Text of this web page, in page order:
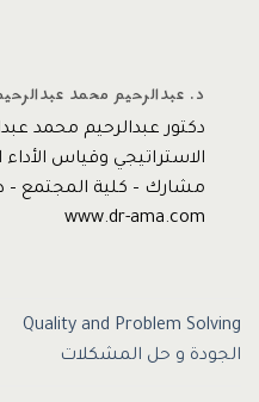
د. عبدالرحيم محمد
دكتور عبدالرحيم محمد
الاستراتيجي وقياس
www.dr-ama.com
Quality and Problem Solving
الجودة و حل المشكلات